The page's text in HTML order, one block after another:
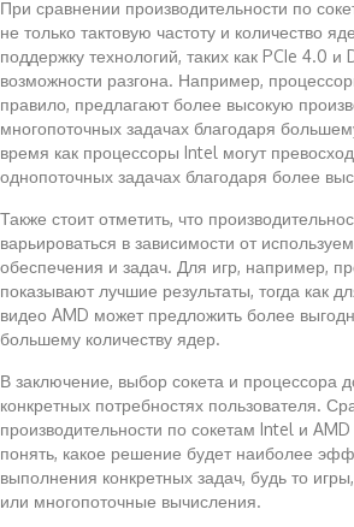
При сравнении производительности по
не только тактовую частоту и количество
поддержку технологий, таких как PCIe 4.0 и
возможности разгона. Например,
правило, предлагают более высокую
многопоточных задачах благодаря
время как процессоры Intel могут
однопоточных задачах благодаря более
Также стоит отметить, что
варьироваться в зависимости от
обеспечения и задач. Для игр, например,
показывают лучшие результаты, тогда как
видео AMD может предложить более
большему количеству ядер.
В заключение, выбор сокета и процессора
конкретных потребностях пользователя.
производительности по сокетам Intel и
понять, какое решение будет наиболее
выполнения конкретных задач, будь то
или многопоточные вычисления.